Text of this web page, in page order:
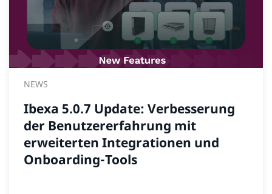
NEWS
Ibexa 5.0.7 Update: Verbesserung
der Benutzererfahrung mit
erweiterten Integrationen und
Onboarding-Tools